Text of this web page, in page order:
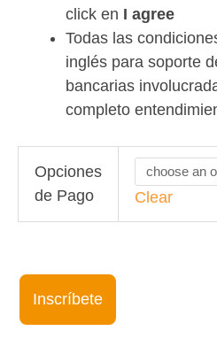
click en I agree
Todas las
inglés para soporte
bancarias
completo
Opciones
de Pago
Clear
Speak
Advanced.
09am
15Aug22-
06Oct22
quantity
Inscríbete